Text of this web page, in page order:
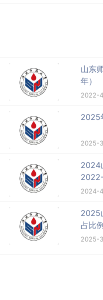
山东
年）
2022-
2025
2025-
2024
2024-
2025
占比
2025-